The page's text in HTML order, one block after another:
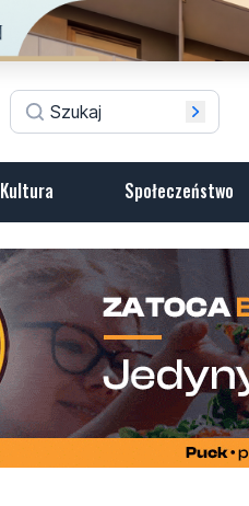
Kultura Społeczeństwo